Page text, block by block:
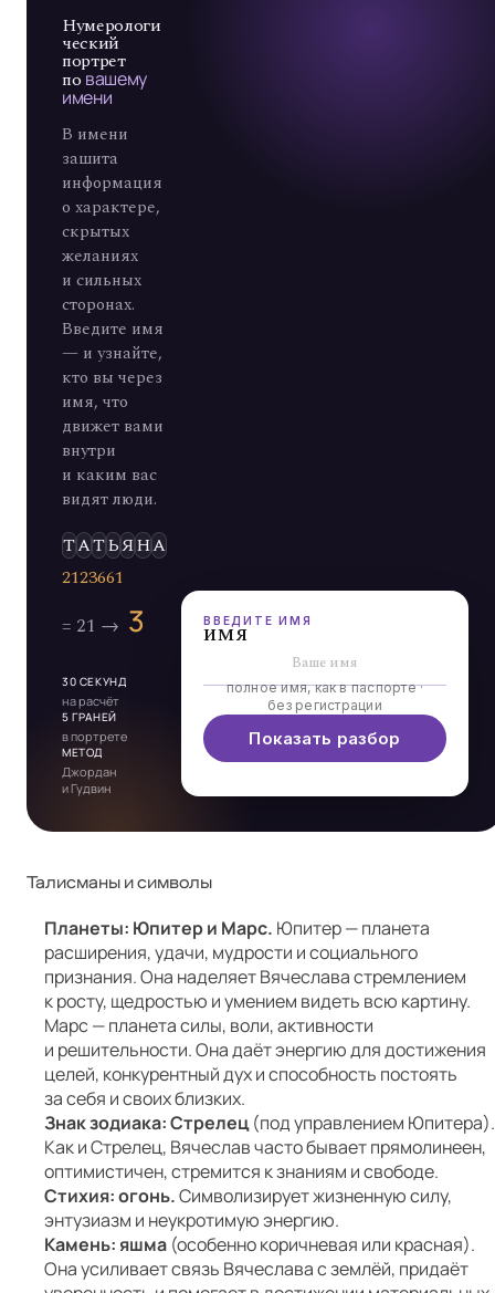
Нумерологи
ческий
портрет
по вашему
имени
В имени
зашита
информация
о характере,
скрытых
желаниях
и сильных
сторонах.
Введите имя
— и узнайте,
кто вы через
имя, что
движет вами
внутри
и каким вас
видят люди.
ЭЛЬД
30 СЕКУНД
на расчёт
5 ГРАНЕЙ
в портрете
МЕТОД
Джордан
и Гудвин
ВВЕДИТЕ ИМЯ
имя
полное имя, как в паспорте ·
без регистрации
Показать разбор
Талисманы и символы
Планеты: Юпитер и Марс. Юпитер — планета
расширения, удачи, мудрости и социального
признания. Она наделяет Вячеслава стремлением
к росту, щедростью и умением видеть всю картину.
Марс — планета силы, воли, активности
и решительности. Она даёт энергию для достижения
целей, конкурентный дух и способность постоять
за себя и своих близких.
Знак зодиака: Стрелец(под управлением Юпитера).
Как и Стрелец, Вячеслав часто бывает прямолинеен,
оптимистичен, стремится к знаниям и свободе.
Стихия: огонь.Символизирует жизненную силу,
энтузиазм и неукротимую энергию.
Камень: яшма (особенно коричневая или красная).
Она усиливает связь Вячеслава с землёй, придаёт